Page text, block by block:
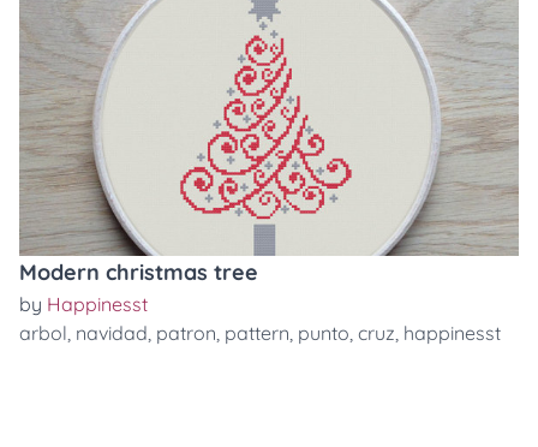
Modern christmas tree
by Happinesst
arbol, navidad, patron, pattern, punto, cruz, happinesst